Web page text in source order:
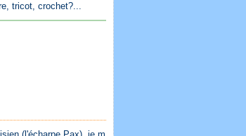
tricot, crochet?...